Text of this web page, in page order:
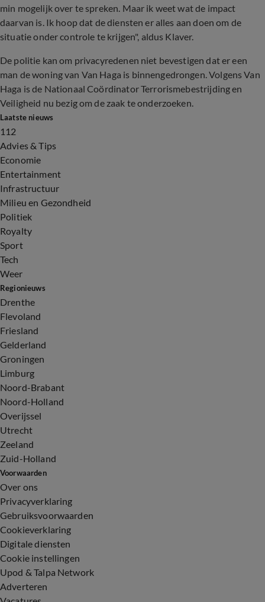
min mogelijk over te spreken. Maar ik weet wat de impact
daarvan is. Ik hoop dat de diensten er alles aan doen om de
situatie onder controle te krijgen", aldus Klaver.
De politie kan om privacyredenen niet bevestigen dat er een
man de woning van Van Haga is binnengedrongen. Volgens Van
Haga is de Nationaal Coördinator Terrorismebestrijding en
Veiligheid nu bezig om de zaak te onderzoeken.
Laatste nieuws
112
Advies & Tips
Economie
Entertainment
Infrastructuur
Milieu en Gezondheid
Politiek
Royalty
Sport
Tech
Weer
Regionieuws
Drenthe
Flevoland
Friesland
Gelderland
Groningen
Limburg
Noord-Brabant
Noord-Holland
Overijssel
Utrecht
Zeeland
Zuid-Holland
Voorwaarden
Over ons
Privacyverklaring
Gebruiksvoorwaarden
Cookieverklaring
Digitale diensten
Cookie instellingen
Upod & Talpa Network
Adverteren